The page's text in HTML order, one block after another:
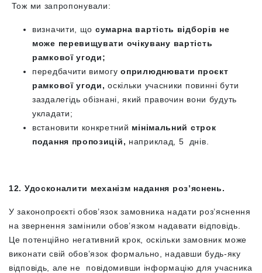
Тож ми запропонували:
визначити, що сумарна вартість відборів не
може перевищувати очікувану вартість
рамкової угоди;
передбачити вимогуоприлюднювати проєкт
рамкової угоди,оскільки учасники повинні бути
заздалегідь обізнані, який правочин вони будуть
укладати;
встановити конкретний мінімальний строк
подання пропозицій, наприклад, 5 днів.
12. Удосконалити механізм надання роз’яснень.
У законопроєкті обов’язок замовника надати роз’яснення
на звернення замінили обов’язком надавати відповідь.
Це потенційно негативний крок, оскільки замовник може
виконати свій обов’язок формально, надавши будь-яку
відповідь, але не повідомивши інформацію для учасника